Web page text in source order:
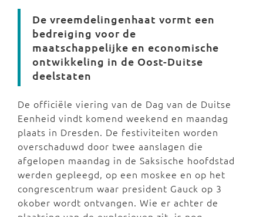
De vreemdelingenhaat vormt een
bedreiging voor de
maatschappelijke en economische
ontwikkeling in de Oost-Duitse
deelstaten
De officiële viering van de Dag van de Duitse
Eenheid vindt komend weekend en maandag
plaats in Dresden. De festiviteiten worden
overschaduwd door twee aanslagen die
afgelopen maandag in de Saksische hoofdstad
werden gepleegd, op een moskee en op het
congrescentrum waar president Gauck op 3
okober wordt ontvangen. Wie er achter de